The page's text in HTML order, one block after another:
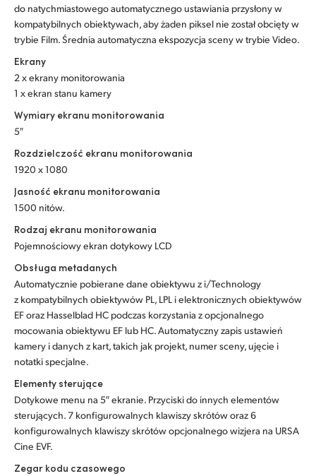
do natychmiastowego automatycznego ustawiania przysłony w
kompatybilnych obiektywach, aby żaden piksel nie został obcięty w
trybie Film. Średnia automatyczna ekspozycja sceny w trybie Video.
Ekrany
2 x ekrany monitorowania
1 x ekran stanu kamery
Wymiary ekranu monitorowania
5″
Rozdzielczość ekranu monitorowania
1920 x 1080
Jasność ekranu monitorowania
1500 nitów.
Rodzaj ekranu monitorowania
Pojemnościowy ekran dotykowy LCD
Obsługa metadanych
Automatycznie pobierane dane obiektywu z i/Technology
z kompatybilnych obiektywów PL, LPL i elektronicznych obiektywów
EF oraz Hasselblad HC podczas korzystania z opcjonalnego
mocowania obiektywu EF lub HC. Automatyczny zapis ustawień
kamery i danych z kart, takich jak projekt, numer sceny, ujęcie i
notatki specjalne.
Elementy sterujące
Dotykowe menu na 5″ ekranie. Przyciski do innych elementów
sterujących. 7 konfigurowalnych klawiszy skrótów oraz 6
konfigurowalnych klawiszy skrótów opcjonalnego wizjera na URSA
Cine EVF.
Zegar kodu czasowego